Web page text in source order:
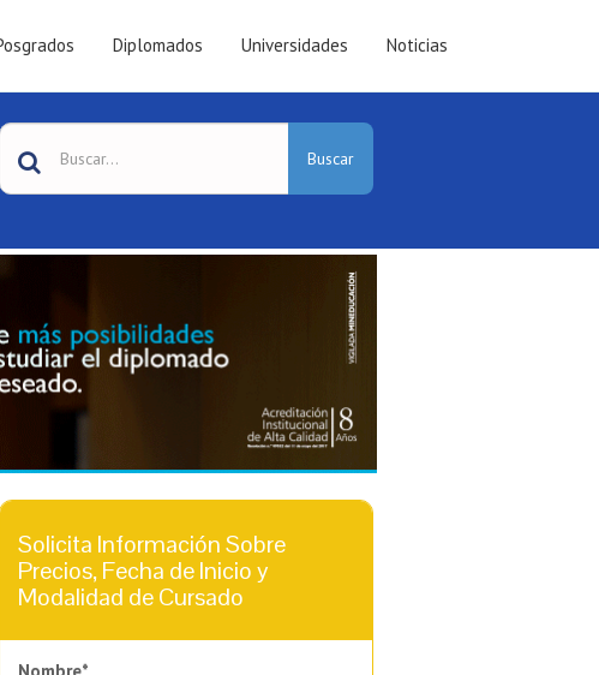
Diplomados Universidades Noticias
Buscar
Solicita Información Sobre
Precios, Fecha de Inicio y
Modalidad de Cursado